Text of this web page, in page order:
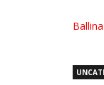
Ballina